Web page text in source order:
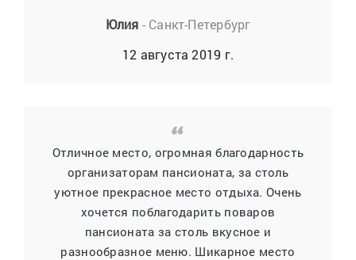
Юлия - Санкт-Петербург
12 августа 2019 г.
Отличное место, огромная благодарность
организаторам пансионата, за столь
уютное прекрасное место отдыха. Очень
хочется поблагодарить поваров
пансионата за столь вкусное и
разнообразное меню. Шикарное место